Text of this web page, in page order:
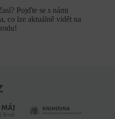
Pojďte se s námi
co lze aktuálně vidět na